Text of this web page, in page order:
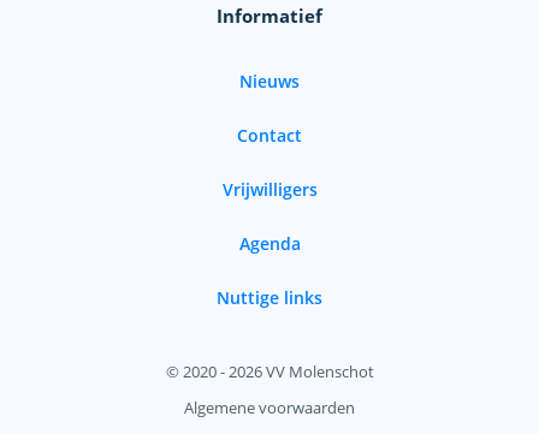
Informatief
Nieuws
Contact
Vrijwilligers
Agenda
Nuttige links
© 2020 - 2026 VV Molenschot
Algemene voorwaarden